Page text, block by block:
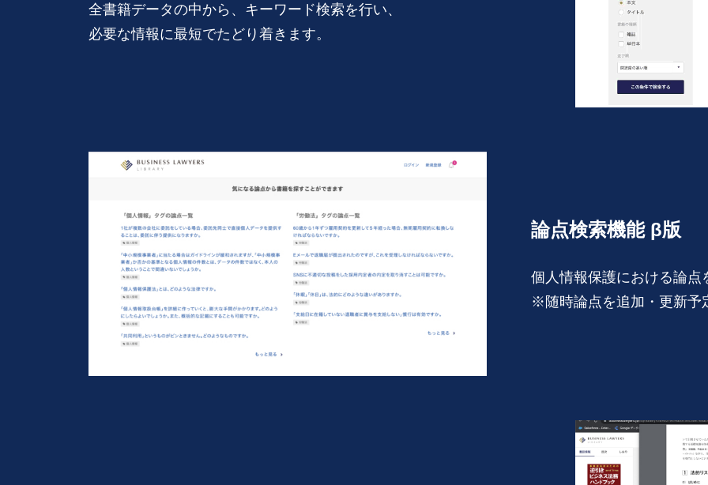
全書籍データの中から、キーワード検索を行い、
必要な情報に最短でたどり着きます。
論点検索機能 β版
個人情報保護における論
※随時論点を追加・更新予